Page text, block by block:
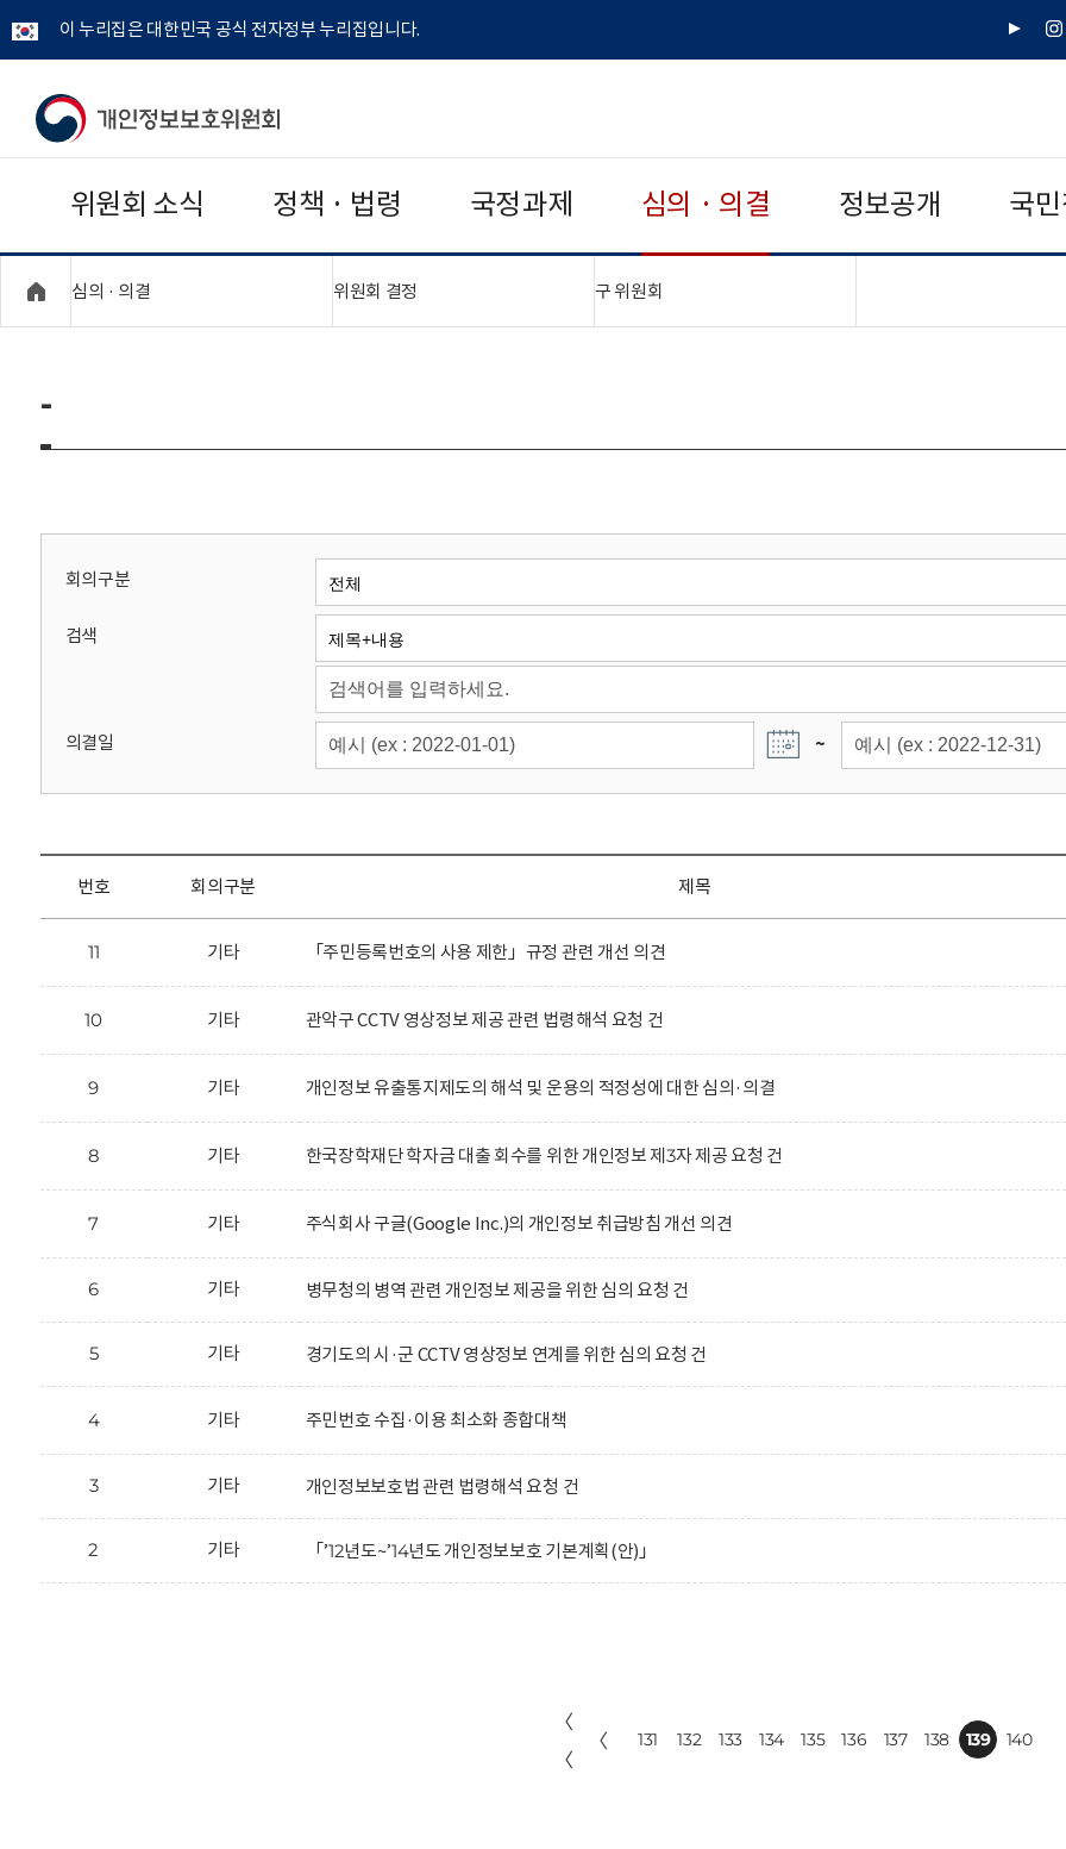
이 누리집은 대한민국 공식 전자정부 누리집입니다.
유
인
개
보
보
위
회
위원회 소식 정책 · 법령 국정과제 심의 · 의결 정보공개 국
심의 · 의결 위원회 결정 구 위원회
-
회의구분
검색
의결일 ~
번호 회의구분 제목
11 기타 「주민등록번호의 사용 제한」규정 관련 개선 의견
10 기타 관악구 CCTV 영상정보 제공 관련 법령해석 요청 건
9 기타 개인정보 유출통지제도의 해석 및 운용의 적정성에 대한 심의·의결
8 기타 한국장학재단 학자금 대출 회수를 위한 개인정보 제3자 제공 요청 건
7 기타 주식회사 구글(Google Inc.)의 개인정보 취급방침 개선 의견
6 기타 병무청의 병역 관련 개인정보 제공을 위한 심의 요청 건
5 기타 경기도의 시·군 CCTV 영상정보 연계를 위한 심의 요청 건
4 기타 주민번호 수집·이용 최소화 종합대책
3 기타 개인정보보호법 관련 법령해석 요청 건
2 기타 「’12년도~’14년도 개인정보보호 기본계획(안)」
〈
〈
〈 131 132 133 134 135 136 137 138 139 140